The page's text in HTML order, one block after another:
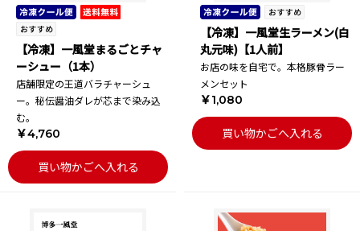
【冷凍】一風堂まるごとチャ
ーシュー（1本）
店舗限定の王道バラチャーシュ
ー。秘伝醤油ダレが芯まで染み込
む。
￥4,760
買い物かごへ入れる
【冷凍】一風堂生ラーメン(白
丸元味)【1人前】
お店の味を自宅で。本格豚骨ラー
メンセット
￥1,080
買い物かごへ入れる